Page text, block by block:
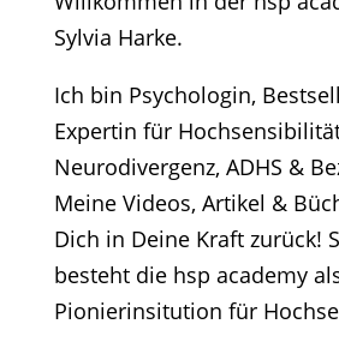
Sylvia Harke.
Ich bin Psychologin,
Expertin für
Neurodivergenz, ADHS &
Meine Videos, Artikel &
Dich in Deine Kraft zurück!
besteht die hsp academy
Pionierinsitution für